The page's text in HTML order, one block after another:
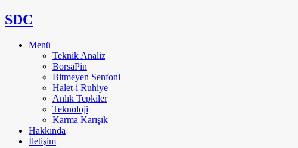
SDC
Menü
Teknik Analiz
BorsaPin
Bitmeyen Senfoni
Halet-i Ruhiye
Anlık Tepkiler
Teknoloji
Karma Karışık
Hakkında
İletişim